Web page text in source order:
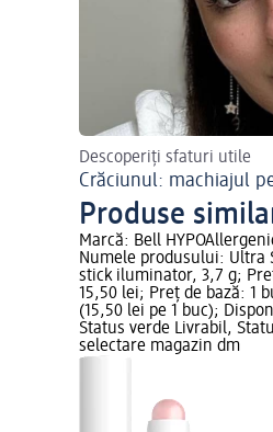
Descoperiți sfaturi utile
Crăciunul: machiajul
Produse
Marcă: Bell
Numele produsului: Ultra
stick iluminator, 3,7 g;
15,50 lei; Preț de bază: 1
(15,50 lei pe 1 buc);
Status verde Livrabil,
selectare magazin dm